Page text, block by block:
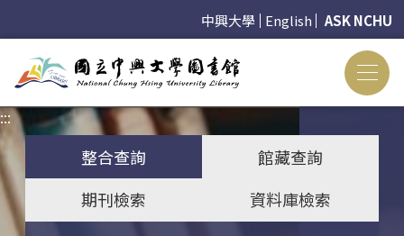
中興大學 English ASK NCHU
:::
整合查詢
館藏查詢
期刊檢索
資料庫檢索